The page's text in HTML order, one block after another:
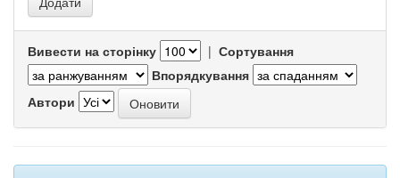
Вивести на сторінку | Сортування
Впорядкування
Автори